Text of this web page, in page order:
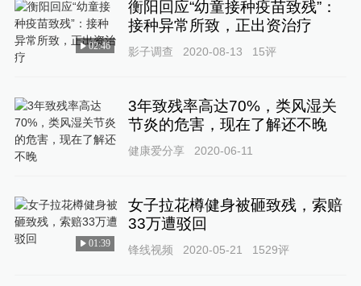
02:46
衡阳回应“幼童接种疫苗致残”：
接种异常所致，正出资治疗
影子调查 2020-08-13 15评
3年致残率高达70%，类风湿关
节炎的危害，现在了解还不晚
健康爱分享 2020-06-11
01:39
女子拉花樽健身被砸致残，索赔
33万遭驳回
锋线视频 2020-05-21 1529评